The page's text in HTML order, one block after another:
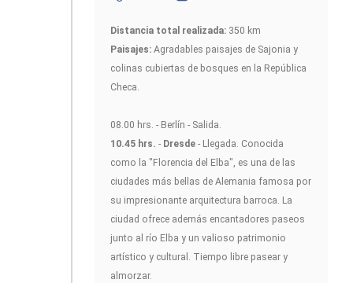
Distancia total realizada: 350 km
Paisajes: Agradables paisajes de Sajonia y
colinas cubiertas de bosques en la República
Checa.
08.00 hrs. - Berlín - Salida.
10.45 hrs. - Dresde - Llegada. Conocida
como la "Florencia del Elba", es una de las
ciudades más bellas de Alemania famosa por
su impresionante arquitectura barroca. La
ciudad ofrece además encantadores paseos
junto al río Elba y un valioso patrimonio
artístico y cultural. Tiempo libre pasear y
almorzar.